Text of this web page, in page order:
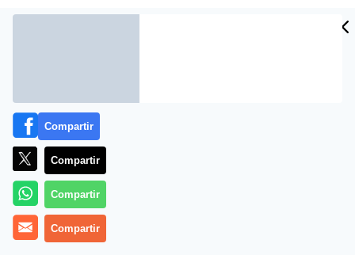
Más información
Compartir
Compartir
Compartir
Compartir